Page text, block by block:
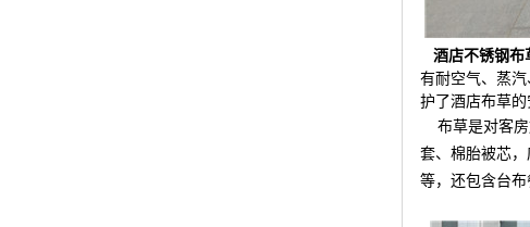
酒店不锈钢布
有耐空气、蒸
护了酒店布草
布草是对客
套、棉胎被芯
等，还包含台